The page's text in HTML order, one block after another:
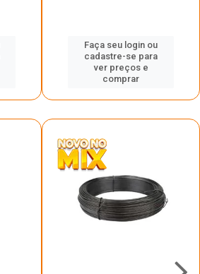
Faça seu login ou
cadastre-se para
ver preços e
comprar